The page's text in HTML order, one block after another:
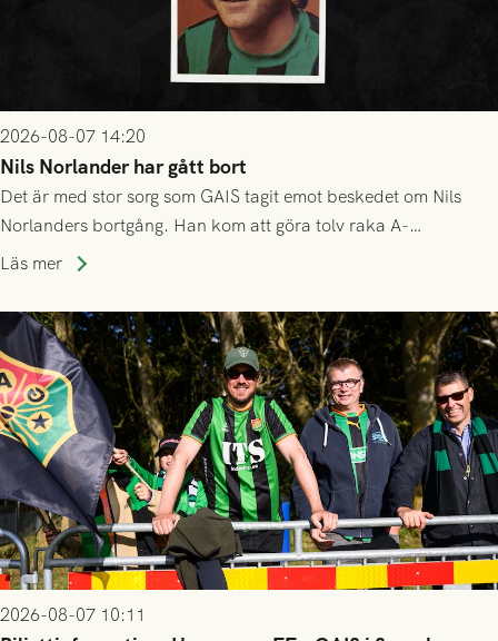
2026-08-07 14:20
Nils Norlander har gått bort
Det är med stor sorg som GAIS tagit emot beskedet om Nils
Norlanders bortgång. Han kom att göra tolv raka A-
lagssäsonger i Grönsvart och är en av få spelare som i GAIS
Läs mer
2026-08-07 10:11